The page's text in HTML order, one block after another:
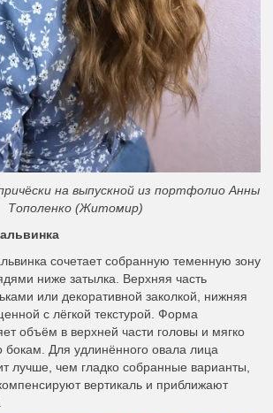
на выпускной из портфолио Анны
Тополенко (Житомир)
сочетает собранную теменную зону
ниже затылка. Верхняя часть
или декоративной заколкой, нижняя
с лёгкой текстурой. Форма
объём в верхней части головы и мягко
бокам. Для удлинённого овала лица
лучше, чем гладко собранные варианты,
вертикаль и приближают